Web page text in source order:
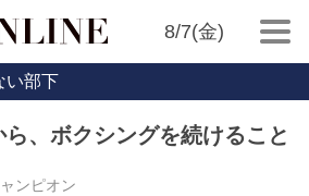
8/7(金)
い部下
ら、ボクシングを続けること
ンピオン